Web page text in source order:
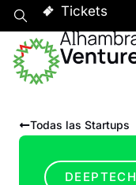
Tickets
Todas las Startups
DEEPTECH